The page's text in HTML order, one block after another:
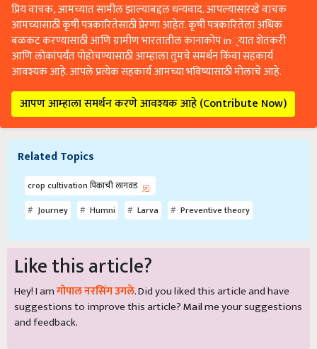
प्रिय वाचक, आमच्यात सामील झाल्याबद्दल धन्यवाद. आपल्यासारखे वाचक
आमच्यासाठी कृषी पत्रकारितेसाठी प्रेरणा आहेत. कृषी पत्रकारितेला अधिक
बळकट करण्यासाठी आणि ग्रामीण भारतातील कानाकोप in्यात शेतकरी
आणि लोकांपर्यंत पोहोचण्यासाठी आम्हाला तुमचे समर्थन किंवा सहकार्य
आवश्यक आहे. आपले प्रत्येक सहकार्य आमच्या भविष्यासाठी मोलाचे आहे.
आपण आम्हाला समर्थन करणे आवश्यक आहे (Contribute Now)
Related Topics
crop cultivation पिकाची लागवड
Journey
Humni Larva Preventive theory
Like this article?
Hey! I amगोपाल नरसिंग उगले. Did you liked this article and have
suggestions to improve this article?Mailme your suggestions
and feedback.